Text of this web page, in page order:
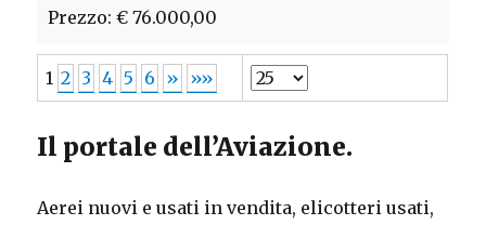
Prezzo: € 76.000,00
1 2 3 4 5 6 » »»
Il portale dell’Aviazione.
Aerei nuovi e usati in vendita, elicotteri usati,